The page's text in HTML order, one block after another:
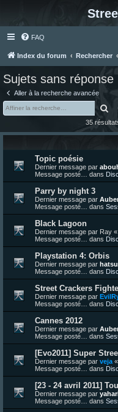
FAQ
Index du forum Rechercher
Sujets sans réponse
Aller à la recherche avancée
35
Topic poésie
Dernier message par
Message posté… dans
Parry by night 3
Dernier message par
Message posté… dans
Black Lagoon
Dernier message par Ray «
Message posté… dans
Playstation 4: Orbis
Dernier message par
Message posté… dans
Street Crackers
Dernier message par
Message posté… dans
Cannes 2012
Dernier message par
Message posté… dans
[Evo2011] Super
Dernier message par veja «
Message posté… dans
[23 - 24 avril 2011]
Dernier message par
Message posté… dans